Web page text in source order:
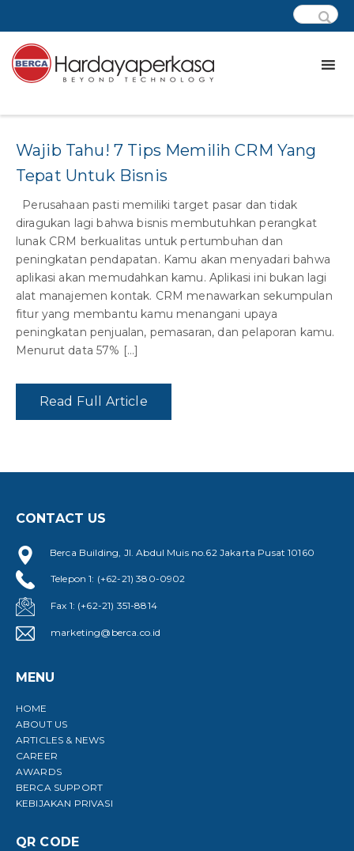
Wajib Tahu! 7 Tips Memilih CRM Yang
Tepat Untuk Bisnis
Perusahaan pasti memiliki target pasar dan tidak
diragukan lagi bahwa bisnis membutuhkan perangkat
lunak CRM berkualitas untuk pertumbuhan dan
peningkatan pendapatan. Kamu akan menyadari bahwa
aplikasi akan memudahkan kamu. Aplikasi ini bukan lagi
alat manajemen kontak. CRM menawarkan sekumpulan
fitur yang membantu kamu menangani upaya
peningkatan penjualan, pemasaran, dan pelaporan kamu.
Menurut data 57% […]
Read Full Article
CONTACT US
Berca Building, Jl. Abdul Muis no.62 Jakarta Pusat 10160
Telepon 1: (+62-21) 380-0902
Fax 1: (+62-21) 351-8814
marketing@berca.co.id
MENU
HOME
ABOUT US
ARTICLES & NEWS
CAREER
AWARDS
BERCA SUPPORT
KEBIJAKAN PRIVASI
QR CODE